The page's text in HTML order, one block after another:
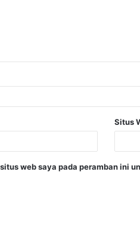
Situs
web saya pada peramban ini